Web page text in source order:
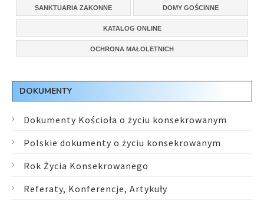
SANKTUARIA ZAKONNE DOMY GOŚCINNE
KATALOG ONLINE
OCHRONA MAŁOLETNICH
DOKUMENTY
Dokumenty Kościoła o życiu konsekrowanym
Polskie dokumenty o życiu konsekrowanym
Rok Życia Konsekrowanego
Referaty, Konferencje, Artykuły